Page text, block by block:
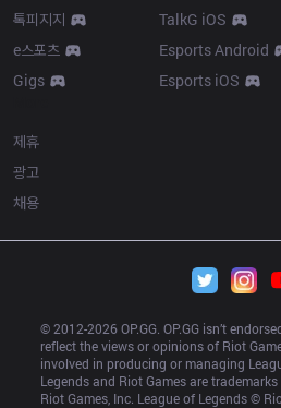
톡피지지
e스포츠
Gigs
TalkG iOS
Esports Android
Esports iOS
제휴
광고
채용
© 2012-2026 OP.GG. OP.GG isn’t
reflect the views or opinions of Riot
involved in producing or managing
Legends and Riot Games are
Riot Games, Inc. League of Legends ©